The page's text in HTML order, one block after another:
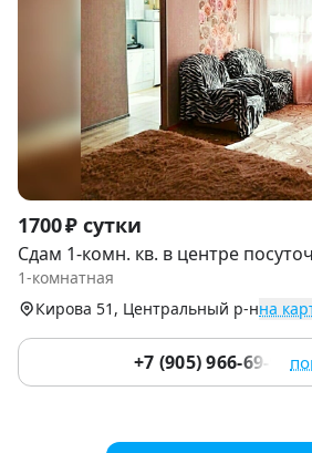
Item
1
of
1700 ₽ сутки
Сдам 1-комн. кв. в центре
1-комнатная
Кирова 51, Центральный р-нна
+7 (905) 966-69-97